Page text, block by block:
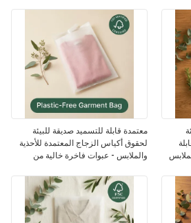
معتمدة قابلة للتسميد صديقة للبيئة
لحقوق أكياس الزجاج المعتمدة للأحذية
والملابس - عبوات فاخرة خالية من